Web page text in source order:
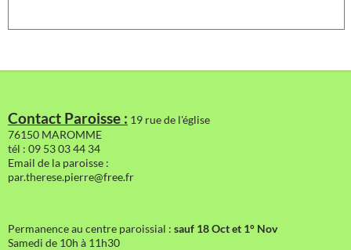
Contact Paroisse : 19 rue de l'église
76150 MAROMME
tél : 09 53 03 44 34
Email de la paroisse :
par.therese.pierre@free.fr
Permanence au centre paroissial : sauf 18 Oct et 1° Nov
Samedi de 10h à 11h30